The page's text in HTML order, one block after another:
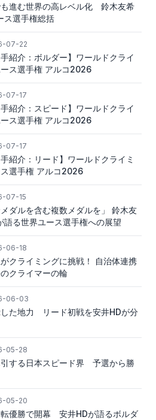
も進む世界の高レベル化 鈴木友希
ス選手権総括
07-22
手紹介：ボルダー】ワールドクライ
ース選手権 アルコ2026
07-17
手紹介：スピード】ワールドクライ
ース選手権 アルコ2026
07-17
手紹介：リード】ワールドクライミ
選手権 アルコ2026
07-15
メダルを含む複数メダルを」 鈴木友
語る世界ユース選手権への展望
06-18
クライミングに挑戦！ 自治体連携
クライマーの輪
06-03
た地力 リード初戦を安井HDが分
05-28
する日本スピード界 予選から勝
05-20
優勝で開幕 安井HDが語るボルダ